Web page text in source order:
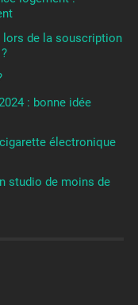
lors de la souscription
: bonne idée
électronique
studio de moins de